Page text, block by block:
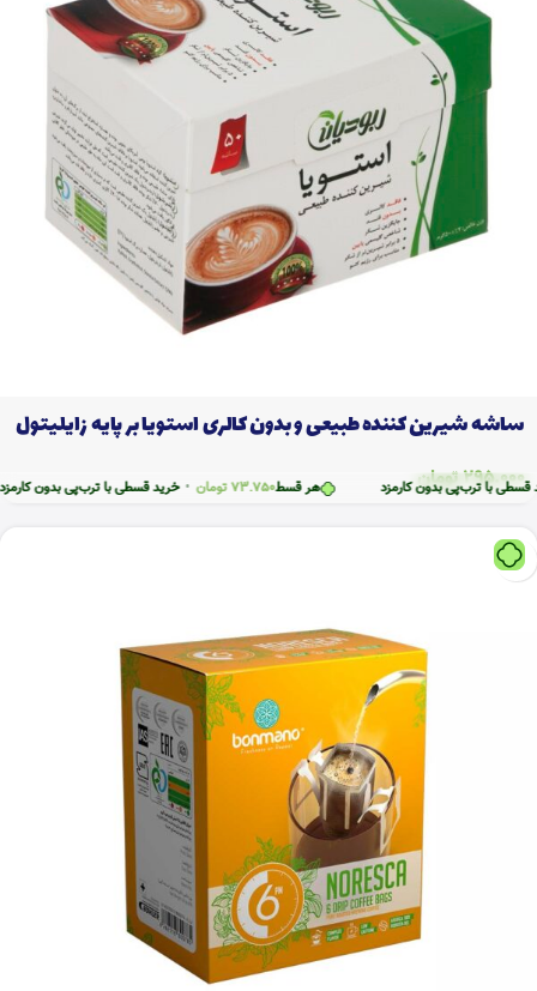
هر قسط73.750تومان • خرید قسطی با ترب‌پی بدون کارمزد بدون کارمزد
ساشه شیرین کننده طبیعی و بدون کالری استویا بر پایه زایلیتول
295.000 تومان